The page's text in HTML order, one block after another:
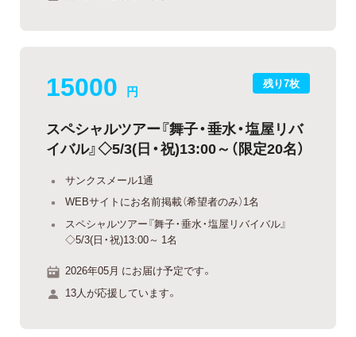
残り7枚
15000 円
スペシャルツアー『舞子・垂水・塩屋リバ
イバル』◇5/3(日・祝)13:00～（限定20名）
サンクスメール1通
WEBサイトにお名前掲載（希望者のみ）1名
スペシャルツアー『舞子・垂水・塩屋リバイバル』
◇5/3(日・祝)13:00～ 1名
2026年05月 にお届け予定です。
13人が応援しています。